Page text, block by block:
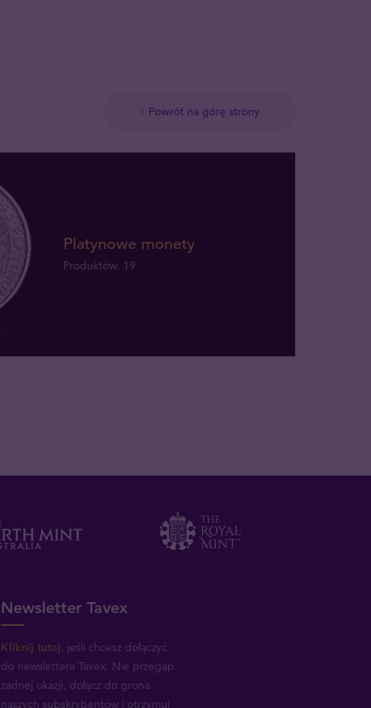
↑ Powrót na górę strony
Platynowe monety
Produktów: 19
Newsletter Tavex
Kliknij tutaj , jeśli chcesz dołączyć
do newslettera Tavex. Nie przegap
żadnej okazji, dołącz do grona
naszych subskrybentów i otrzymuj